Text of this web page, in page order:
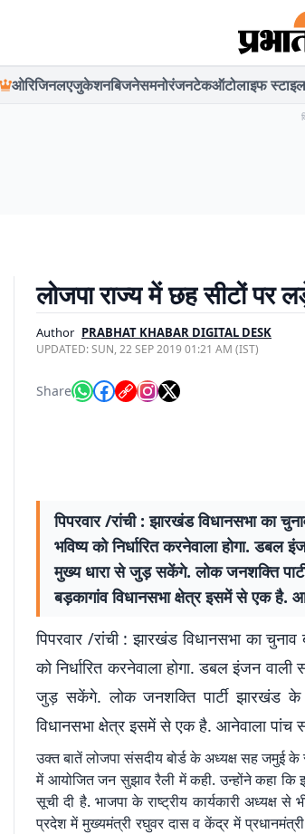
ओरिजिनलएजुकेशनबिजनेसमनोरंजनटेकऑटोलाइफ स्टाइल
लोजपा राज्य में छह सीटों पर
Author PRABHAT KHABAR DIGITAL DESK
UPDATED:SUN, 22 SEP 2019 01:21 AM (IST)
Share
पिपरवार /रांची : झारखंड विधानसभा का
भविष्य को निर्धारित करनेवाला होगा.
मुख्य धारा से जुड़ सकेंगे. लोक जनशक्ति
बड़कागांव विधानसभा क्षेत्र इसमें से एक है.
पिपरवार /रांची : झारखंड विधानसभा का
को निर्धारित करनेवाला होगा. डबल इंजन
जुड़ सकेंगे. लोक जनशक्ति पार्टी झारखंड के
विधानसभा क्षेत्र इसमें से एक है. आनेवाला पांच
उक्त बातें लोजपा संसदीय बोर्ड के अध्यक्ष सह जमुई के
में आयोजित जन सुझाव रैली में कही. उन्होंने कहा कि
सूची दी है. भाजपा के राष्ट्रीय कार्यकारी अध्यक्ष
प्रदेश में मुख्यमंत्री रघुवर दास व केंद्र में